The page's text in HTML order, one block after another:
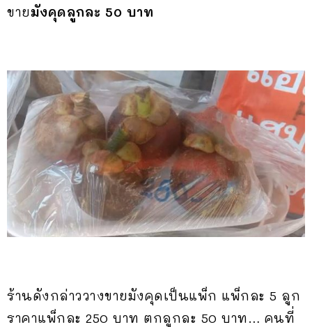
ขายมังคุดลูกละ 50 บาท
ร้านดังกล่าววางขายมังคุดเป็นแพ็ก แพ็กละ 5 ลูก
ราคาแพ็กละ 250 บาท ตกลูกละ 50 บาท… คนที่